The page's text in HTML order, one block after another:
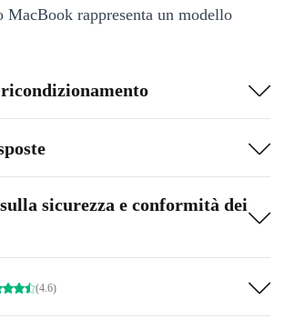
MacBook rappresenta un modello
resistenza.
i5-8210Y dell’ottava generazione e
con RAM fino a 16 GB e SSD
di questo MacBook Air si
del MacBook Pro! I 3 connettori
di collegare velocemente i
esterni e molto altro ancora.
sicurezza e conformità dei
(4.6)